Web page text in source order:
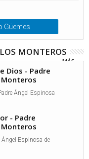
Güemes
MONTEROS
MÁS...
Dios - Padre
Monteros
Ángel Espinosa
- Padre
Monteros
Ángel Espinosa de